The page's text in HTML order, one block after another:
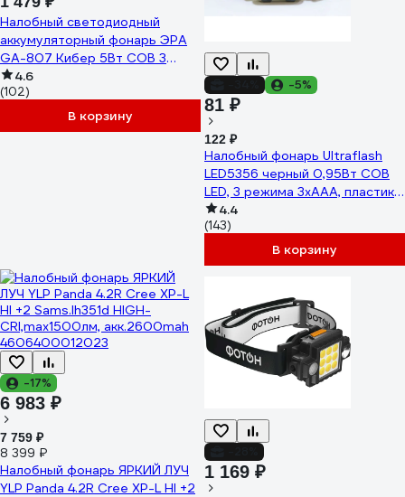
Налобный светодиодный
аккумуляторный фонарь ЭРА
GA-807 Кибер 5Вт COB 3
режима miscro USB Б0054033
4.6
(102)
В корзину
-5%
81 ₽
122 ₽
Налобный фонарь Ultraflash
LED5356 черный 0,95Вт COB
LED, 3 режима 3хAAA, пластик
14641
4.4
(143)
В корзину
-17%
6 983 ₽
7 759 ₽
8 399 ₽
Налобный фонарь ЯРКИЙ ЛУЧ
YLP Panda 4.2R Cree XP-L HI +2
1 169 ₽